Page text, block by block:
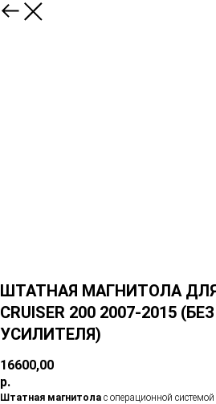
ШТАТНАЯ МАГНИТОЛА ДЛЯ
CRUISER 200 2007-2015
УСИЛИТЕЛЯ)
16600,00
р.
Штатная магнитола с операционной